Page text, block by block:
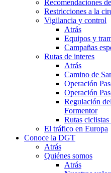
Recomendaciones
Restricciones a la
Vigilancia y control
Atrás
Equipos y
Campañas
Rutas de interes
Atrás
Camino de
Operación
Operación
Regulación
Formentor
Rutas ciclistas
El tráfico en Europa
Conoce la DGT
Atrás
Quiénes somos
Atrás